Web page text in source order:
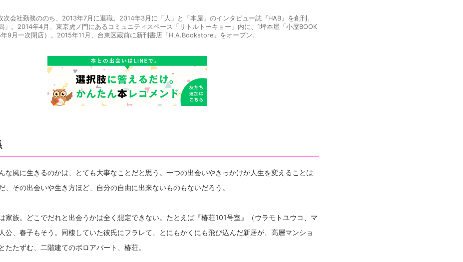
会社勤務ののち、2013年7月に退職。2014年3月に「人」と「本屋」のインタビュー誌『HAB』を創刊。
」。2014年4月、東京虎ノ門にあるコミュニティスペース「リトルトーキョー」内に、1坪本屋「小屋BOOK
9月一次閉店）。2015年11月、台東区蔵前に新刊書店「H.A.Bookstore」をオープン。
な風に生きるのかは、とても大事なことだと思う。一つの出会いやきっかけが人生を変えることは
、その出会いや生き方ほど、自分の自由に出来ないものもないだろう。
家族。どこでだれと出会うかは全く想定できない。たとえば『椿荘101号室』（ウラモトユウコ、マ
公、春子もそう。同棲していた彼氏にフラレて、とにもかくにも飛び込んだ新居が、高層マンショ
たたずむ、二階建てのボロアパート、椿荘。